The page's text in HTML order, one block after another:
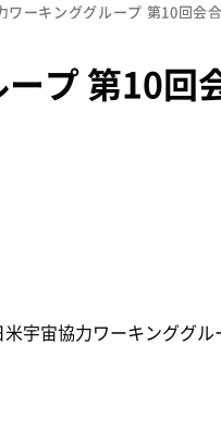
プ 第10回
宙協力ワーキンググル